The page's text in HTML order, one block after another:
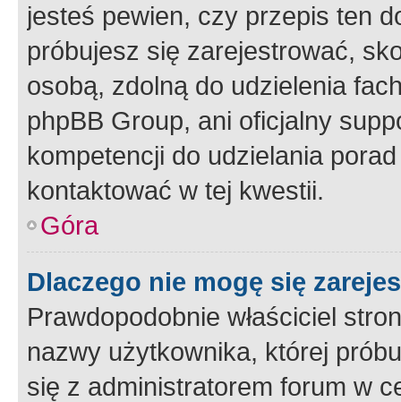
jesteś pewien, czy przepis ten
próbujesz się zarejestrować,
osobą, zdolną do udzielenia
phpBB Group, ani oficjalny
kompetencji do udzielania
kontaktować w tej kwestii.
Góra
Dlaczego nie mogę się
Prawdopodobnie właściciel
nazwy użytkownika, której
się z administratorem forum w